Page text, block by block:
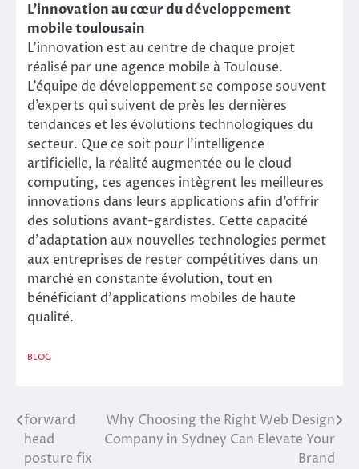
L’innovation au cœur du développement
mobile toulousain
L’innovation est au centre de chaque projet
réalisé par une agence mobile à Toulouse.
L’équipe de développement se compose souvent
d’experts qui suivent de près les dernières
tendances et les évolutions technologiques du
secteur. Que ce soit pour l’intelligence
artificielle, la réalité augmentée ou le cloud
computing, ces agences intègrent les meilleures
innovations dans leurs applications afin d’offrir
des solutions avant-gardistes. Cette capacité
d’adaptation aux nouvelles technologies permet
aux entreprises de rester compétitives dans un
marché en constante évolution, tout en
bénéficiant d’applications mobiles de haute
qualité.
BLOG
Post
navigation
forward
head
posture fix
Why Choosing the Right Web Design
Company in Sydney Can Elevate Your
Brand